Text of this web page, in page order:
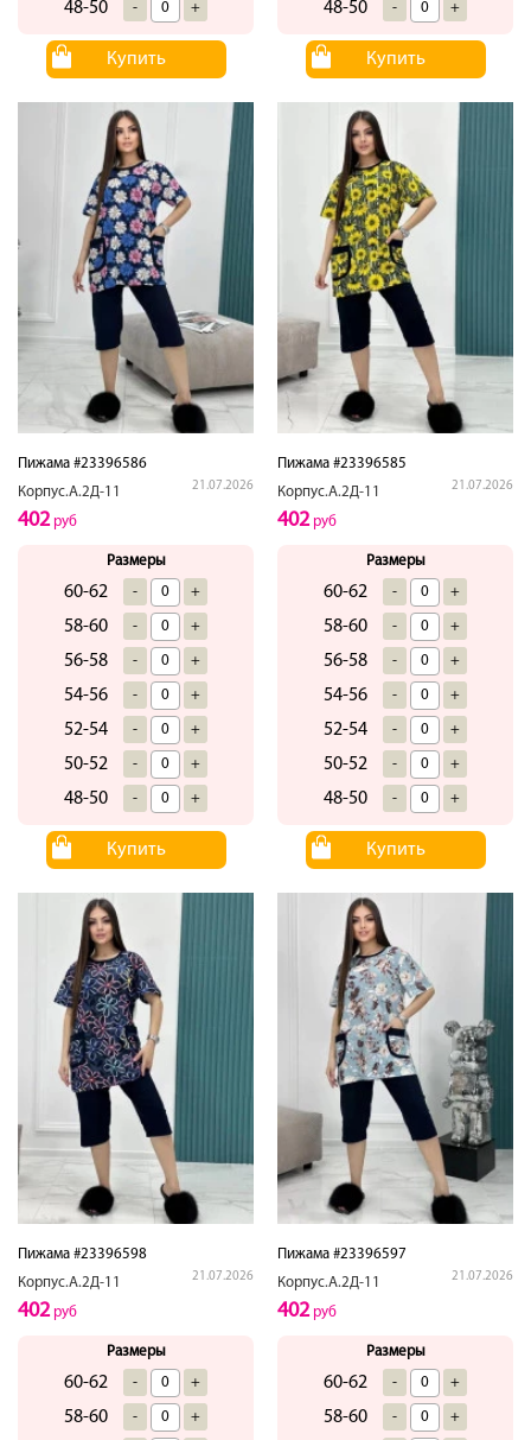
48-50 - +
Купить
48-50 - +
Купить
Пижама #23396586
Корпус.А.2Д-11
21.07.2026
402руб
Размеры
60-62 - +
58-60 - +
56-58 - +
54-56 - +
52-54 - +
50-52 - +
48-50 - +
Купить
Пижама #23396585
Корпус.А.2Д-11
21.07.2026
402руб
Размеры
60-62 - +
58-60 - +
56-58 - +
54-56 - +
52-54 - +
50-52 - +
48-50 - +
Купить
Пижама #23396598
Корпус.А.2Д-11
21.07.2026
402руб
Размеры
60-62 - +
58-60 - +
Пижама #23396597
Корпус.А.2Д-11
21.07.2026
402руб
Размеры
60-62 - +
58-60 - +